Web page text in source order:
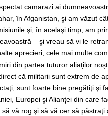
camarazi ai
în Afganistan, şi am văzut
şi, în acelaşi timp, am
– şi vreau să vi le
aprecieri, cele mai multe
din partea tuturor aliaţilor
că militarii sunt extrem de
sunt foarte bine pregătiţi şi
Europei şi Alianţei din care
să vă rog şi să vă cer să păstraţi